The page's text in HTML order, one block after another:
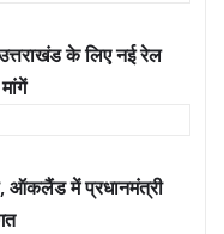
के लिए नई रेल
ऑकलैंड में प्रधानमंत्री